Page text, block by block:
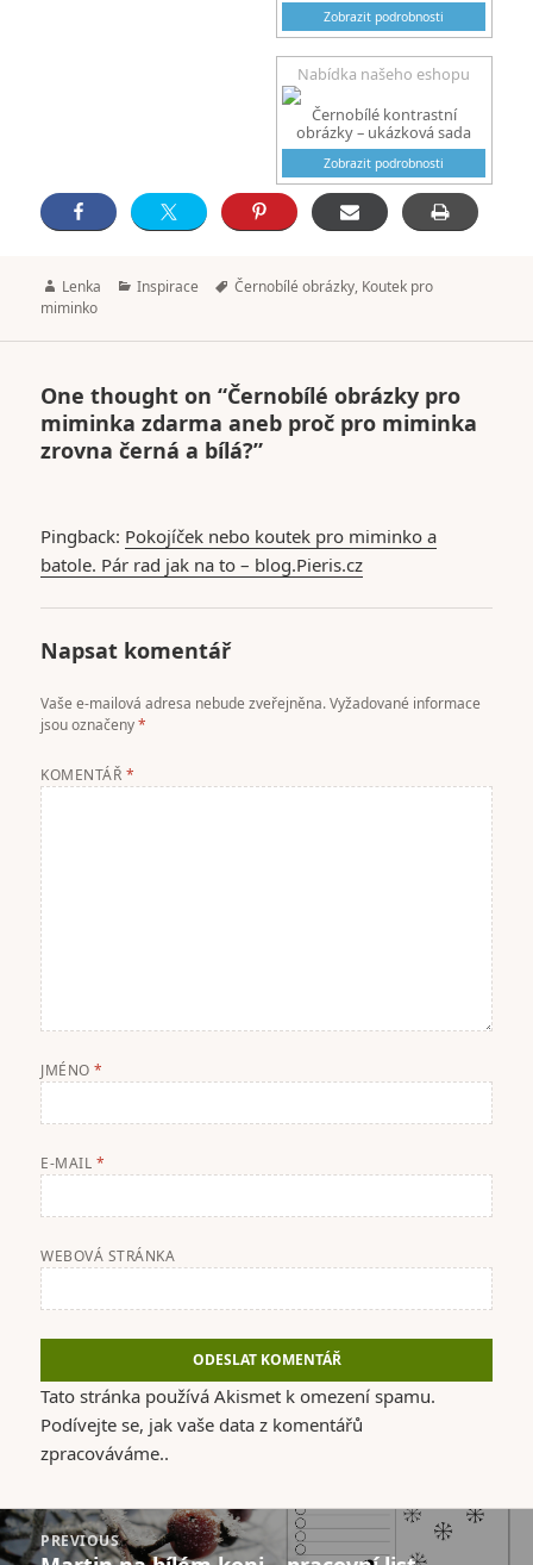
Zobrazit podrobnosti
Nabídka našeho eshopu
Černobílé kontrastní
obrázky – ukázková sada
Zobrazit podrobnosti
Author
Lenka Categories
Inspirace Tags
Černobílé obrázky, Koutek pro
miminko
One thought on “Černobílé obrázky pro
miminka zdarma aneb proč pro miminka
zrovna černá a bílá?”
Pingback: Pokojíček nebo koutek pro miminko a
batole. Pár rad jak na to – blog.Pieris.cz
Napsat komentář
Vaše e-mailová adresa nebude zveřejněna. Vyžadované informace
jsou označeny*
KOMENTÁŘ *
JMÉNO*
E-MAIL *
WEBOVÁ STRÁNKA
Tato stránka používá Akismet k omezení spamu.
Podívejte se, jak vaše data z komentářů
zpracováváme..
Navigace
pro PREVIOUS